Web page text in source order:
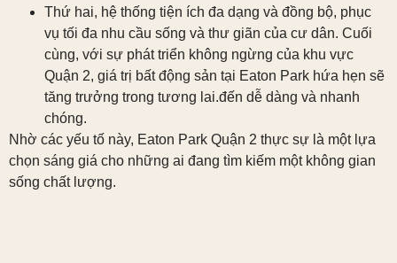
Thứ hai, hệ thống tiện ích đa dạng và đồng bộ, phục
vụ tối đa nhu cầu sống và thư giãn của cư dân. Cuối
cùng, với sự phát triển không ngừng của khu vực
Quận 2, giá trị bất động sản tại Eaton Park hứa hẹn sẽ
tăng trưởng trong tương lai.đến dễ dàng và nhanh
chóng.
Nhờ các yếu tố này, Eaton Park Quận 2 thực sự là một lựa
chọn sáng giá cho những ai đang tìm kiếm một không gian
sống chất lượng.